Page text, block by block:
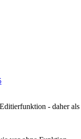
- daher